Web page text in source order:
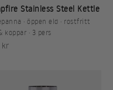
Stainless Steel Kettle
· öppen eld · rostfritt
koppar · 3 pers
kr